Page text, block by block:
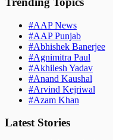
#AAP News
#AAP Punjab
#Abhishek Banerjee
#Agnimitra Paul
#Akhilesh Yadav
#Anand Kaushal
#Arvind Kejriwal
#Azam Khan
Latest Stories